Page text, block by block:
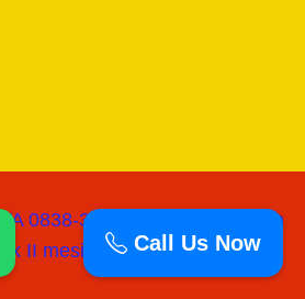
0838-3060-0218 I Jual Mesin
II mesinpress batako
Call Us Now